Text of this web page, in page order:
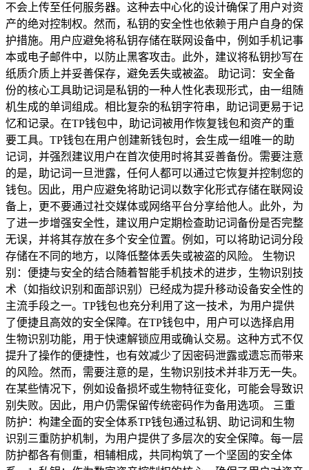
不会上传至任何服务器。这种去中心化的设计确保了用户对资
产的绝对控制权。然而，私钥的安全性也依赖于用户自身的保
护措施。用户应避免将私钥存储在联网设备中，例如手机记事
本或电子邮件中，以防止黑客攻击。此外，建议将私钥抄写在
纸质介质上并妥善保存，避免丢失或被盗。 助记词：安全备
份的核心工具助记词是私钥的一种人性化表现形式，由一组随
机生成的单词组成。相比复杂的私钥字符串，助记词更易于记
忆和记录。在TP钱包中，助记词被用作恢复钱包和资产的重
要工具。TP钱包在用户创建新钱包时，会生成一组唯一的助
记词，并强烈建议用户在首次使用时将其妥善备份。需要注意
的是，助记词一旦泄露，任何人都可以通过它恢复并控制您的
钱包。因此，用户应避免将助记词以数字化形式存储在联网设
备上，更不要通过社交媒体或网络平台分享给他人。此外，为
了进一步增强安全性，建议用户定期检查助记词备份是否完整
无误，并将其存放在多个安全位置。例如，可以将助记词分段
存储在不同的地方，以降低整体丢失或被盗的风险。 生物识
别：便捷与安全的结合随着智能手机技术的进步，生物识别技
术（如指纹识别和面部识别）已经成为提升移动设备安全性的
主流手段之一。TP钱包也充分利用了这一技术，为用户提供
了便捷且高效的安全保障。在TP钱包中，用户可以选择启用
生物识别功能，用于快速解锁应用或确认交易。这种方式不仅
提升了操作的便捷性，也有效减少了因密码泄露或遗忘而带来
的风险。然而，需要注意的是，生物识别技术并非万无一失。
在某些情况下，例如设备损坏或生物特征变化，可能会导致识
别失败。因此，用户仍需保留传统密码作为备用选项。 三重
防护：构建全面的安全体系TP钱包通过私钥、助记词和生物
识别三重防护机制，为用户提供了多层次的安全保障。每一层
防护都各有侧重，相辅相成，共同构筑了一个坚固的安全体